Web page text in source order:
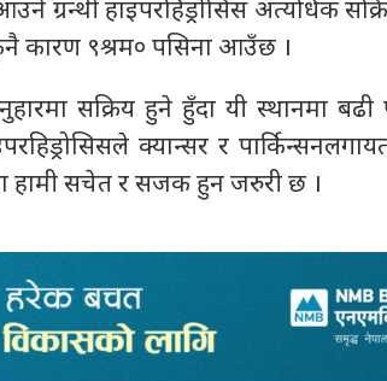
ग्रन्थी हाइपरहिड्रोसिस अत्यधिक
कारण ९श्रम० पसिना आउँछ ।
सक्रिय हुने हुँदा यी स्थानमा बढी
क्यान्सर र
हामी सचेत र सजक हुन जरुरी छ ।